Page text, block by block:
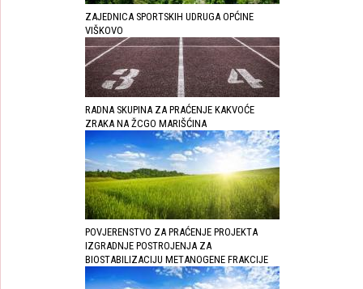
ZAJEDNICA SPORTSKIH UDRUGA OPĆINE
VIŠKOVO
RADNA SKUPINA ZA PRAĆENJE KAKVOĆE
ZRAKA NA ŽCGO MARIŠĆINA
POVJERENSTVO ZA PRAĆENJE PROJEKTA
IZGRADNJE POSTROJENJA ZA
BIOSTABILIZACIJU METANOGENE FRAKCIJE